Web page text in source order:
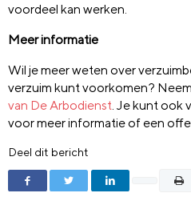
voordeel kan werken.
Meer informatie
Wil je meer weten over
verzuim kunt voorkomen?
van De Arbodienst. Je kunt ook
voor meer informatie of een
Deel dit bericht